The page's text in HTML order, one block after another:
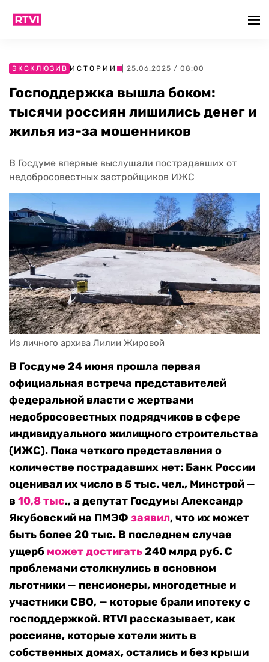
ЭКСКЛЮЗИВ ИСТОРИИ | 25.06.2025 / 08:00
Господдержка вышла боком:
тысячи россиян лишились денег и
жилья из-за мошенников
В Госдуме впервые выслушали пострадавших от
недобросовестных застройщиков ИЖС
Из личного архива Лилии Жировой
В Госдуме 24 июня прошла первая
официальная встреча представителей
федеральной власти с жертвами
недобросовестных подрядчиков в сфере
индивидуального жилищного строительства
(ИЖС). Пока четкого представления о
количестве пострадавших нет: Банк России
оценивал их число в 5 тыс. чел., Минстрой —
в 10,8 тыс., а депутат Госдумы Александр
Якубовский на ПМЭФ заявил, что их может
быть более 20 тыс. В последнем случае
ущерб может достигать240 млрд руб. С
проблемами столкнулись в основном
льготники — пенсионеры, многодетные и
участники СВО, — которые брали ипотеку с
господдержкой. RTVI рассказывает, как
россияне, которые хотели жить в
собственных домах, остались и без крыши